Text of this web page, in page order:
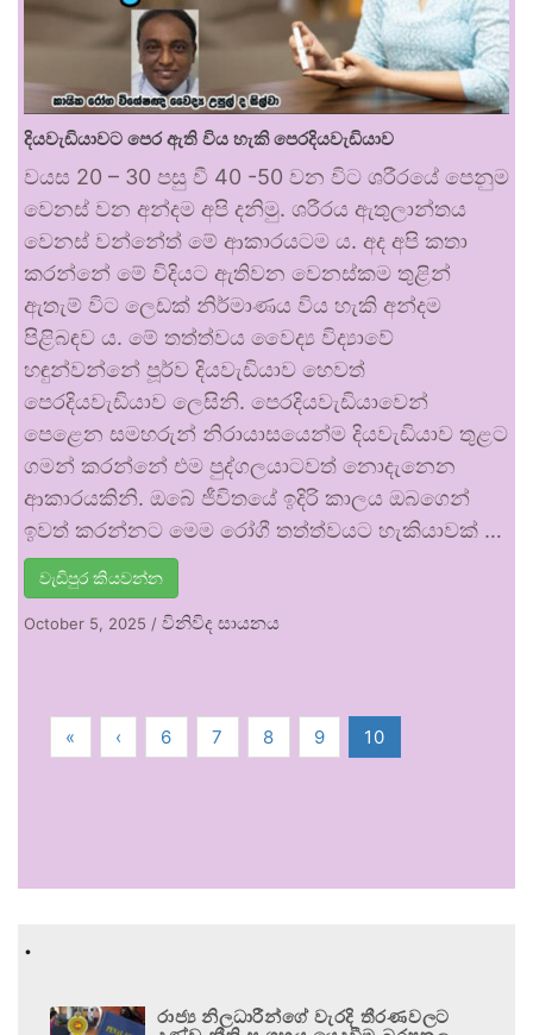
දියවැඩියාවට පෙර ඇති විය හැකි පෙරදියවැඩියාව
වයස 20 – 30 පසු වී 40 -50 වන විට ශරීරයේ පෙනුම
වෙනස් වන අන්දම අපි දනිමු. ශරීරය ඇතුලාන්තය
වෙනස් වන්නේත් මේ ආකාරයටම ය. අද අපි කතා
කරන්නේ මේ විදියට ඇතිවන වෙනස්කම තුළින්
ඇතැම් විට ලෙඩක් නිර්මාණය විය හැකි අන්දම
පිළිබඳව ය. මේ තත්ත්වය වෛද්‍ය විද්‍යාවේ
හඳුන්වන්නේ පූර්ව දියවැඩියාව හෙවත්
පෙරදියවැඩියාව ලෙසිනි. පෙරදියවැඩියාවෙන්
පෙළෙන සමහරුන් නිරායාසයෙන්ම දියවැඩියාව තුළට
ගමන් කරන්නේ එම පුද්ගලයාටවත් නොදැනෙන
ආකාරයකිනි. ඔබේ ජීවිතයේ ඉදිරි කාලය ඔබගෙන්
ඉවත් කරන්නට මෙම රෝගී තත්ත්වයට හැකියාවක් …
වැඩිපුර කියවන්න
October 5, 2025 / විනිවිද සායනය
« ‹ 6 7 8 9 10
.
රාජ්‍ය නිලධාරීන්ගේ වැරදි තීරණවලට